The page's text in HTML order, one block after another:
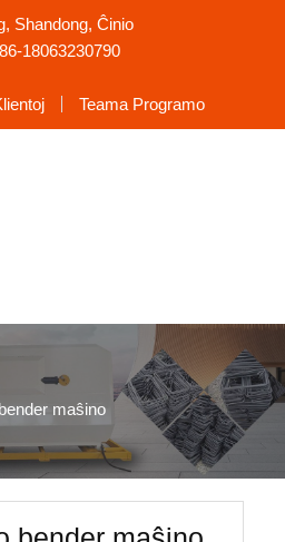
Shandong, Ĉinio
18063230790
Teama Programo
maŝino